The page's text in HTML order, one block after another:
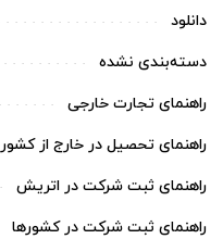
دانلود
دسته‌بندی نشده
راهنمای تجارت خارجی
راهنمای تحصیل در خارج از کشور
راهنمای ثبت شرکت در اتریش
راهنمای ثبت شرکت در کشورها